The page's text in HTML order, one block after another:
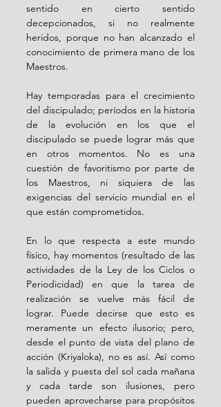
sentido en cierto sentido
decepcionados, si no realmente
heridos, porque no han alcanzado el
conocimiento de primera mano de los
Maestros.
Hay temporadas para el crecimiento
del discipulado; períodos en la historia
de la evolución en los que el
discipulado se puede lograr más que
en otros momentos. No es una
cuestión de favoritismo por parte de
los Maestros, ni siquiera de las
exigencias del servicio mundial en el
que están comprometidos.
En lo que respecta a este mundo
físico, hay momentos (resultado de las
actividades de la Ley de los Ciclos o
Periodicidad) en que la tarea de
realización se vuelve más fácil de
lograr. Puede decirse que esto es
meramente un efecto ilusorio; pero,
desde el punto de vista del plano de
acción (Kriyaloka), no es así. Así como
la salida y puesta del sol cada mañana
y cada tarde son ilusiones, pero
pueden aprovecharse para propósitos